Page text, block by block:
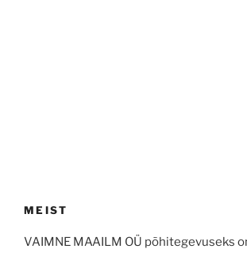
MEIST
VAIMNE MAAILM OÜ põhitegevuseks